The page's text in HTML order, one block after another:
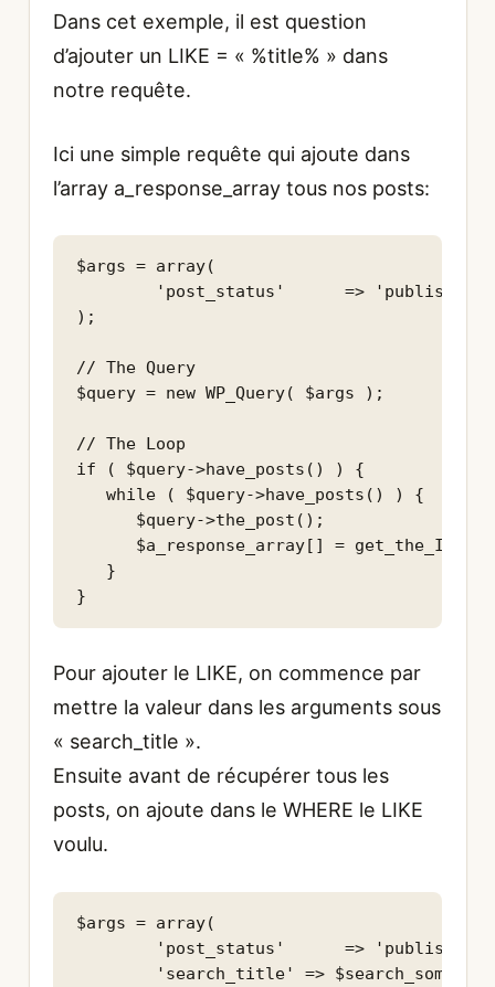
Dans cet exemple, il est question
d’ajouter un LIKE = « %title% » dans
notre requête.
Ici une simple requête qui ajoute dans
l’array a_response_array tous nos posts:
$args = array(
);
// The Query
$query = new WP_Query( $args );
// The Loop
if ( $query->have_posts() ) {
   while ( $query->have_posts() ) {
      $query->the_post();
$a_response_array[] = get_the_ID()
   }
Pour ajouter le LIKE, on commence par
mettre la valeur dans les arguments sous
« search_title ».
Ensuite avant de récupérer tous les
posts, on ajoute dans le WHERE le LIKE
voulu.
$args = array(
        'post_status'      => 'publish',
'search_title' =>